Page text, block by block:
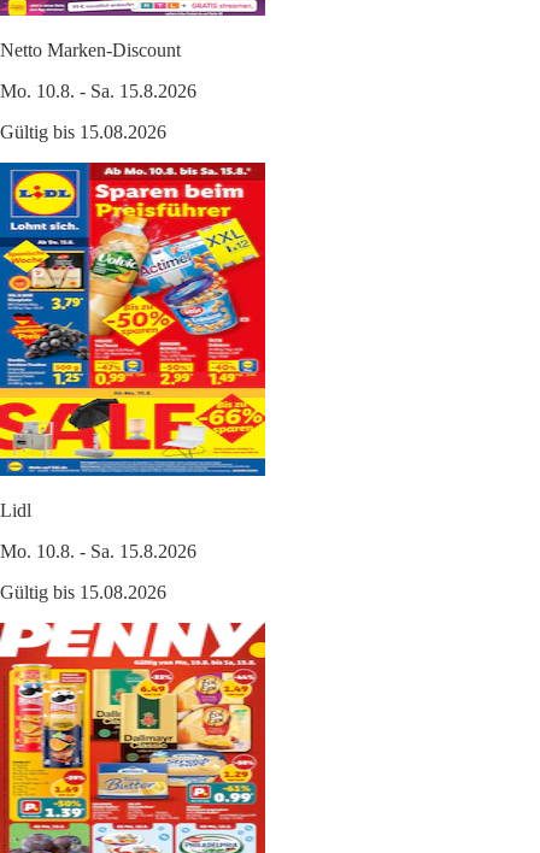
Netto Marken-Discount
Mo. 10.8. - Sa. 15.8.2026
Gültig bis 15.08.2026
Lidl
Mo. 10.8. - Sa. 15.8.2026
Gültig bis 15.08.2026